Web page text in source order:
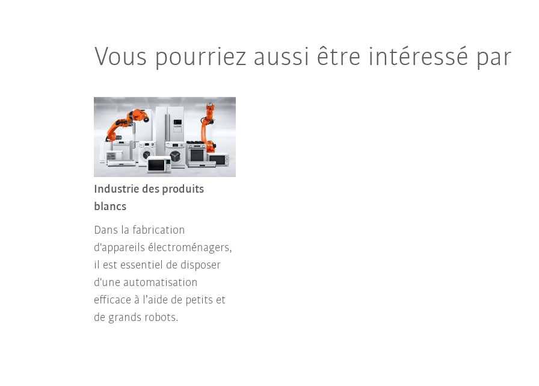
Vous pourriez aussi être intéressé par
Industrie des produits
blancs
Dans la fabrication
d'appareils électroménagers,
il est essentiel de disposer
d'une automatisation
efficace à l’aide de petits et
de grands robots.